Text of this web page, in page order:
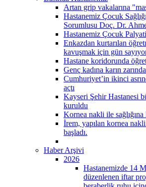
Artan grip vakalarına
Hastanemiz Çocuk
Sorumlusu Doç. Dr.
Hastanemiz Çocuk
Enkazdan kurtarılan
kavuşmak için gün
Hastane koridorunda
Genç kadına karın
Cumhuriyet’in ikinci
açtı
Kayseri Şehir Hastanesi
kuruldu
Kornea nakli ile sağlığına
İrem, yapılan kornea
başladı.
Haber Arşivi
2026
Hastanemizde 14
düzenlenen iftar